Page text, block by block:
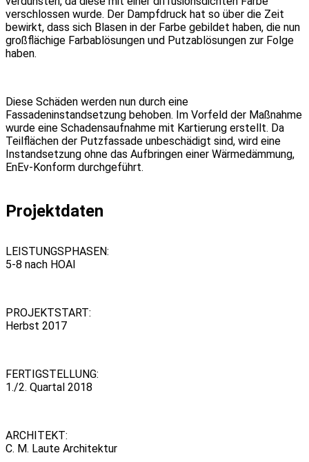
verschlossen wurde. Der Dampfdruck hat so über die Zeit
bewirkt, dass sich Blasen in der Farbe gebildet haben, die nun
großflächige Farbablösungen und Putzablösungen zur Folge
haben.
Diese Schäden werden nun durch eine
Fassadeninstandsetzung behoben. Im Vorfeld der Maßnahme
wurde eine Schadensaufnahme mit Kartierung erstellt. Da
Teilflächen der Putzfassade unbeschädigt sind, wird eine
Instandsetzung ohne das Aufbringen einer Wärmedämmung,
EnEv-Konform durchgeführt.
Projektdaten
LEISTUNGSPHASEN:
5-8 nach HOAI
PROJEKTSTART:
Herbst 2017
FERTIGSTELLUNG:
1./2. Quartal 2018
ARCHITEKT:
C. M. Laute Architektur